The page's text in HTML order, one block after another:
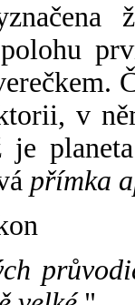
v
přímka